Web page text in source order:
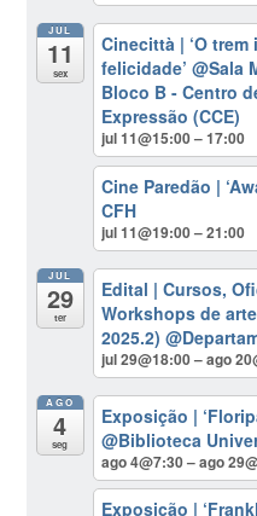
JUL
11
sex
Cinecittà | ‘O
felicidade’@Sala
Bloco B - Centro
Expressão (CCE)
jul 11@15:00 – 17:00
Cine Paredão |
CFH
jul 11@19:00 – 21:00
JUL
29
ter
Edital | Cursos,
Workshops de
2025.2)
jul 29@18:00 – ago
AGO
4
seg
Exposição |
@Biblioteca
ago 4@7:30 – ago
Exposição |